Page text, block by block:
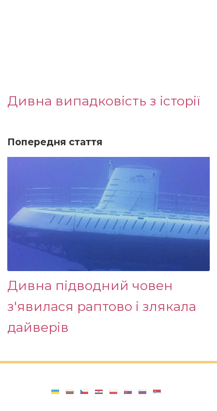
Дивна випадковість з історії
Попередня стаття
Дивна підводний човен
з'явилася раптово і злякала
дайверів